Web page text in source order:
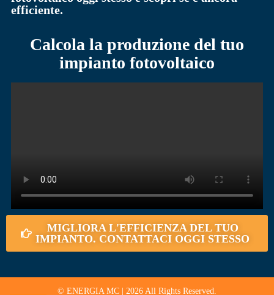
efficiente.
Calcola la produzione del tuo
impianto fotovoltaico
MIGLIORA L'EFFICIENZA DEL TUO
IMPIANTO. CONTATTACI OGGI STESSO
© ENERGIA MC | 2026 All Rights Reserved.